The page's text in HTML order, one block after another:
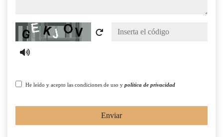
Captcha
He leído y acepto las condiciones de uso y política de privacidad
Enviar